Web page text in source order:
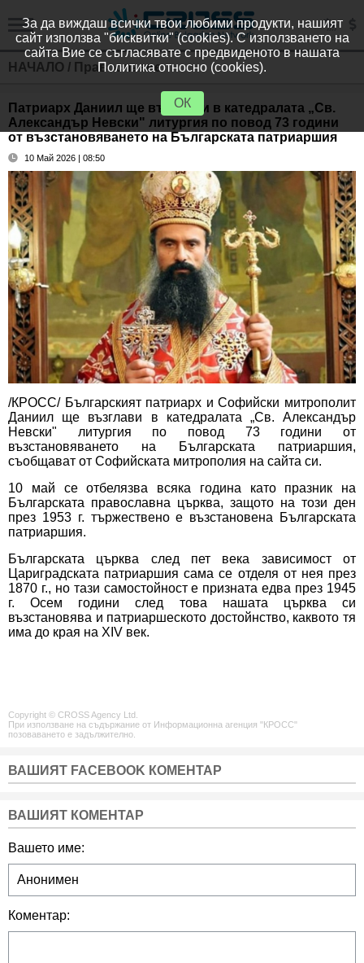
НАЧАЛО / Православие
Патриарх Даниил ще възглави в катедралата „Св.
Александър Невски" литургия по повод 73 години
от възстановяването на Българската патриаршия
10 Май 2026 | 08:50
/КРОСС/ Българският патриарх и Софийски митрополит
Даниил ще възглави в катедралата „Св. Александър
Невски" литургия по повод 73 години от
възстановяването на Българската патриаршия,
съобщават от Софийската митрополия на сайта си.
10 май се отбелязва всяка година като празник на
Българската православна църква, защото на този ден
през 1953 г. тържествено е възстановена Българската
патриаршия.
Българската църква след пет века зависимост от
Цариградската патриаршия сама се отделя от нея през
1870 г., но тази самостойност е призната едва през 1945
г. Осем години след това нашата църква си
възстановява и патриаршеското достойнство, каквото тя
има до края на XIV век.
Copyright © CROSS Agency Ltd.
При използване на съдържание от Информационна агенция "КРОСС"
позоваването е задължително.
ВАШИЯТ FACEBOOK КОМЕНТАР
ВАШИЯТ КОМЕНТАР
Вашето име:
Коментар:
За да виждаш всички твои любими продукти, нашият
сайт използва "бисквитки" (cookies). С използването на
сайта Вие се съгласявате с предвиденото в нашата
Политика относно (cookies).
ОК